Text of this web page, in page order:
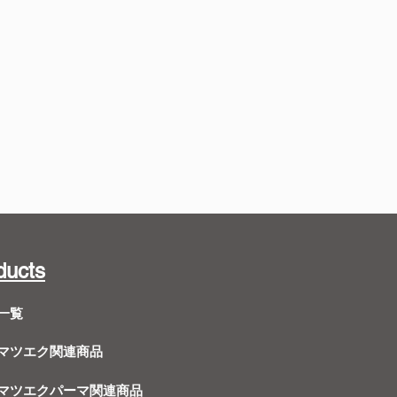
覧
ツエク関連商品
ツエクパーマ関連商品